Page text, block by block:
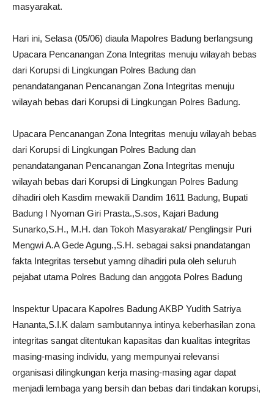
masyarakat.
Hari ini, Selasa (05/06) diaula Mapolres Badung berlangsung
Upacara Pencanangan Zona Integritas menuju wilayah bebas
dari Korupsi di Lingkungan Polres Badung dan
penandatanganan Pencanangan Zona Integritas menuju
wilayah bebas dari Korupsi di Lingkungan Polres Badung.
Upacara Pencanangan Zona Integritas menuju wilayah bebas
dari Korupsi di Lingkungan Polres Badung dan
penandatanganan Pencanangan Zona Integritas menuju
wilayah bebas dari Korupsi di Lingkungan Polres Badung
dihadiri oleh Kasdim mewakili Dandim 1611 Badung, Bupati
Badung I Nyoman Giri Prasta.,S.sos, Kajari Badung
Sunarko,S.H., M.H. dan Tokoh Masyarakat/ Penglingsir Puri
Mengwi A.A Gede Agung.,S.H. sebagai saksi pnandatangan
fakta Integritas tersebut yamng dihadiri pula oleh seluruh
pejabat utama Polres Badung dan anggota Polres Badung
Inspektur Upacara Kapolres Badung AKBP Yudith Satriya
Hananta,S.I.K dalam sambutannya intinya keberhasilan zona
integritas sangat ditentukan kapasitas dan kualitas integritas
masing-masing individu, yang mempunyai relevansi
organisasi dilingkungan kerja masing-masing agar dapat
menjadi lembaga yang bersih dan bebas dari tindakan korupsi,